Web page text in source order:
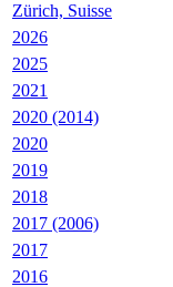
Zürich, Suisse
2026
2025
2021
2020 (2014)
2020
2019
2018
2017 (2006)
2017
2016